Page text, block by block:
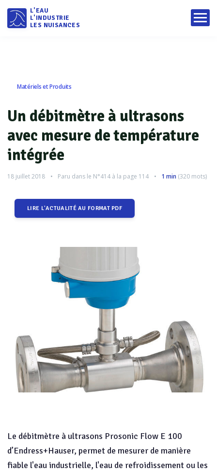
L'EAU
L'INDUSTRIE
LES NUISANCES
Matériels et Produits
Un débitmètre à ultrasons
avec mesure de température
intégrée
18 juillet 2018 Paru dans le N°414 à la page 114 1 min (320 mots)
LIRE L'ACTUALITÉ AU FORMAT PDF
Le débitmètre à ultrasons Prosonic Flow E 100
d’Endress+Hauser, permet de mesurer de manière
fiable l'eau industrielle, l'eau de refroidissement ou les